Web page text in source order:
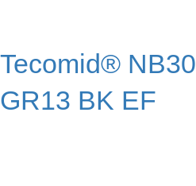
Tecomid® NB30
GR13 BK EF